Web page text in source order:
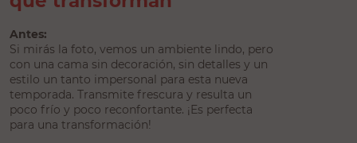
Antes:
Si mirás la foto, vemos un ambiente lindo, pero
con una cama sin decoración, sin detalles y un
estilo un tanto impersonal para esta nueva
temporada. Transmite frescura y resulta un
poco frío y poco reconfortante. ¡Es perfecta
para una transformación!